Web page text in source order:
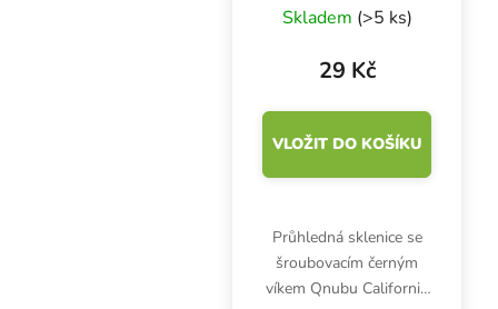
Skladem (>5 ks)
29 Kč
VLOŽIT DO KOŠÍKU
Průhledná sklenice se
šroubovacím černým
víkem Qnubu California